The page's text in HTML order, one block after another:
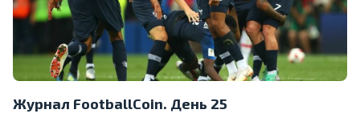
Журнал FootballCoin. День 25